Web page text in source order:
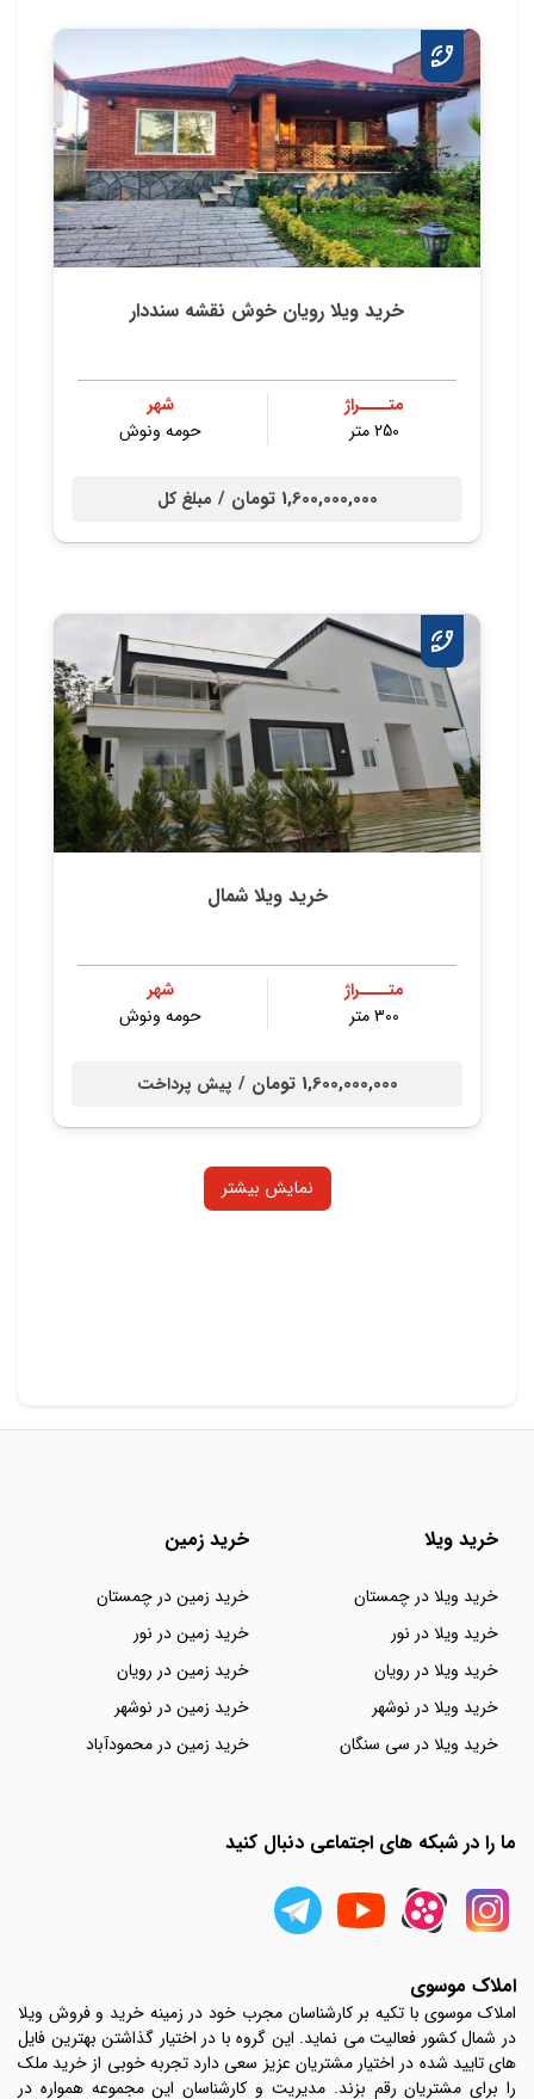
خرید ویلا رویان خوش نقشه سنددار
متــــراژ
250 متر
شهر
حومه ونوش
1,600,000,000 تومان / مبلغ کل
خرید ویلا شمال
متــــراژ
300 متر
شهر
حومه ونوش
1,600,000,000 تومان / پیش پرداخت
نمایش بیشتر
خرید ویلا
خرید ویلا در چمستان
خرید ویلا در نور
خرید ویلا در رویان
خرید ویلا در نوشهر
خرید ویلا در سی سنگان
خرید زمین
خرید زمین در چمستان
خرید زمین در نور
خرید زمین در رویان
خرید زمین در نوشهر
خرید زمین در محمودآباد
ما را در شبکه های اجتماعی دنبال کنید
املاک موسوی
املاک موسوی با تکیه بر کارشناسان مجرب خود در زمینه خرید و فروش ویلا
در شمال کشور فعالیت می نماید. این گروه با در اختیار گذاشتن بهترین فایل
های تایید شده در اختیار مشتریان عزیز سعی دارد تجربه خوبی از خرید ملک
را برای مشتریان رقم بزند. مدیریت و کارشناسان این مجموعه همواره در